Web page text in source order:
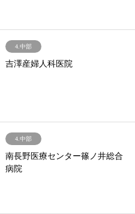
4.中部
吉澤産婦人科医院
4.中部
南長野医療センター篠ノ井総合
病院